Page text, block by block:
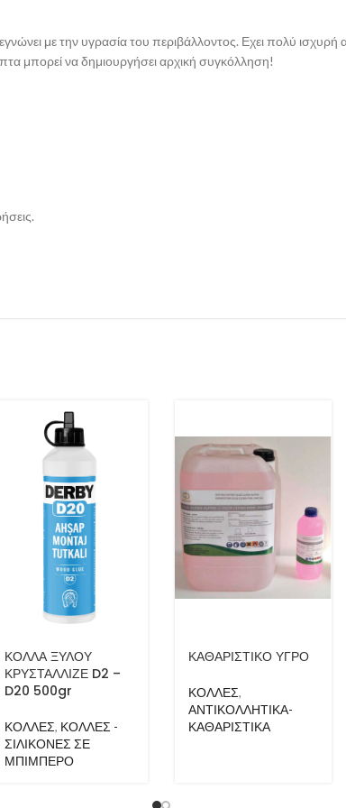
με την υγρασία του περιβάλλοντος. Εχει πολύ
μπορεί να δημιουργήσει αρχική συγκόλληση!
ΚΟΛΛΑ ΞΥΛΟΥ
ΚΡΥΣΤΑΛΛΙΖΕ D2 –
D20 500gr
ΚΟΛΛΕΣ, ΚΟΛΛΕΣ -
ΣΙΛΙΚΟΝΕΣ ΣΕ
ΜΠΙΜΠΕΡΟ
ΚΑΘΑΡΙΣΤΙΚΟ ΥΓΡΟ
ΚΟΛΛΕΣ,
ΑΝΤΙΚΟΛΛΗΤΙΚΑ-
ΚΑΘΑΡΙΣΤΙΚΑ